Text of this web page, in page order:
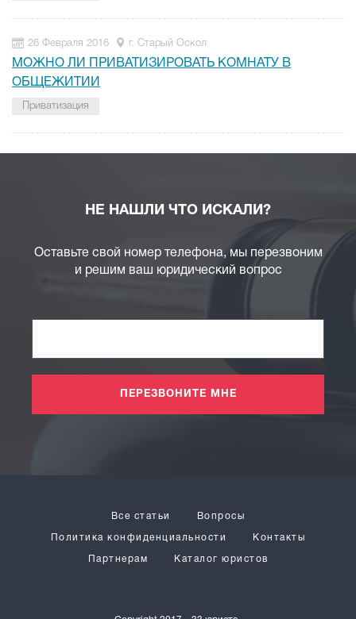
26 Февраля 2016 г. Старый Оскол
МОЖНО ЛИ ПРИВАТИЗИРОВАТЬ КОМНАТУ В
ОБЩЕЖИТИИ
Приватизация
НЕ НАШЛИ ЧТО ИСКАЛИ?
Оставьте свой номер телефона, мы перезвоним
и решим ваш юридический вопрос
ПЕРЕЗВОНИТЕ МНЕ
Все статьи Вопросы
Политика конфиденциальности Контакты
Партнерам Каталог юристов